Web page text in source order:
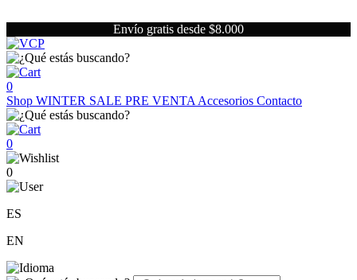
Envío gratis desde $8.000
0
Shop WINTER SALE PRE VENTA Accesorios Contacto
0
0
ES
EN